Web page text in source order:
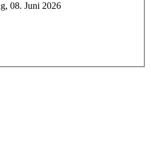
08. Juni 2026